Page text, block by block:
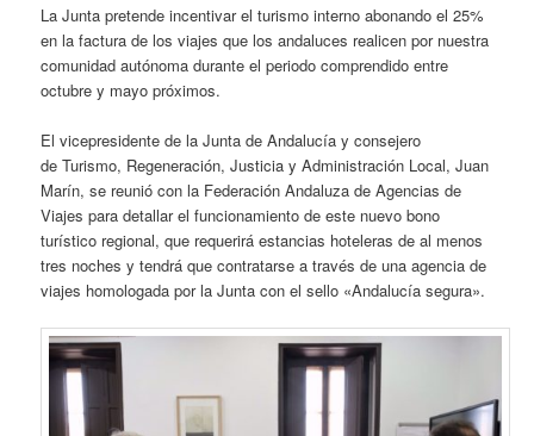
La Junta pretende incentivar el turismo interno abonando el 25%
en la factura de los viajes que los andaluces realicen por nuestra
comunidad autónoma durante el periodo comprendido entre
octubre y mayo próximos.
El vicepresidente de la Junta de Andalucía y consejero
de Turismo, Regeneración, Justicia y Administración Local, Juan
Marín, se reunió con la Federación Andaluza de Agencias de
Viajes para detallar el funcionamiento de este nuevo bono
turístico regional, que requerirá estancias hoteleras de al menos
tres noches y tendrá que contratarse a través de una agencia de
viajes homologada por la Junta con el sello «Andalucía segura».